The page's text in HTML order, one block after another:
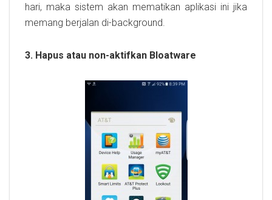
hari, maka sistem akan mematikan aplikasi ini jika
memang berjalan di-background.
3. Hapus atau non-aktifkan Bloatware